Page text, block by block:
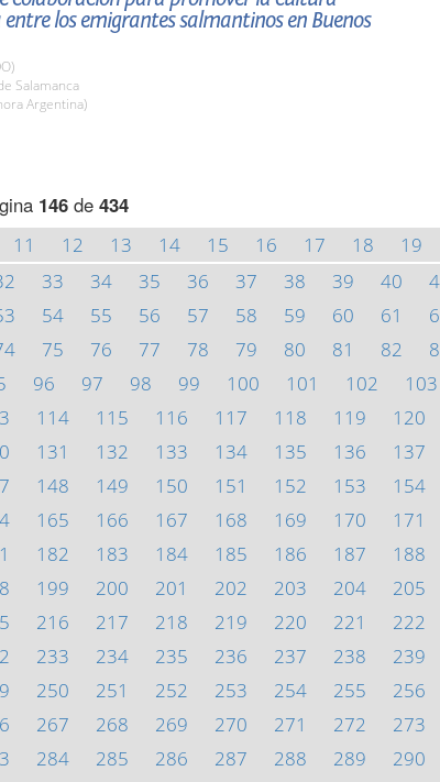
los emigrantes salmantinos en Buenos
Salamanca
Argentina)
146de 434
11 12 13 14 15 16 17 18 19
33 34 35 36 37 38 39 40
54 55 56 57 58 59 60 61
75 76 77 78 79 80 81 82
96 97 98 99 100 101 102 103
114 115 116 117 118 119 120
131 132 133 134 135 136 137
148 149 150 151 152 153 154
165 166 167 168 169 170 171
182 183 184 185 186 187 188
199 200 201 202 203 204 205
216 217 218 219 220 221 222
233 234 235 236 237 238 239
250 251 252 253 254 255 256
267 268 269 270 271 272 273
284 285 286 287 288 289 290